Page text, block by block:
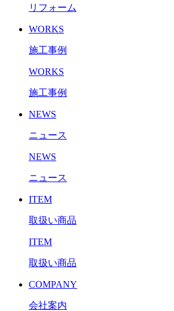
リフォーム
WORKS
施工事例
WORKS
施工事例
NEWS
ニュース
NEWS
ニュース
ITEM
取扱い商品
ITEM
取扱い商品
COMPANY
会社案内